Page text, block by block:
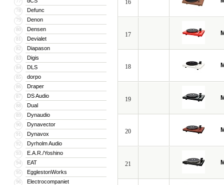
78 Defunc
79 Denon
80 Densen
81 Devialet
82 Diapason
83 Digis
84 DLS
85 dorpo
86 Draper
87 DS Audio
88 Dual
89 Dynaudio
90 Dynavector
91 Dynavox
92 Dyrholm Audio
93 E.A.R./Yoshino
94 EAT
95 EgglestonWorks
96 Electrocompaniet
16
17
18
19
20
21